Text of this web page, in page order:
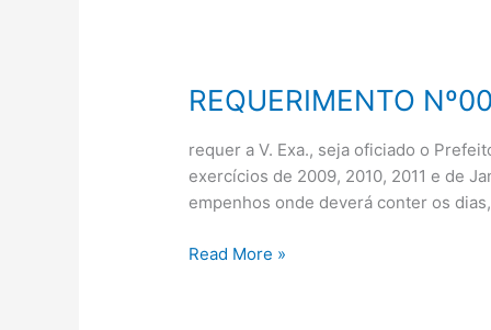
REQUERIMENTO
requer a V. Exa., seja oficiado o
exercícios de 2009, 2010, 2011 e de
empenhos onde deverá conter os
REQUERIMENTO
Read More »